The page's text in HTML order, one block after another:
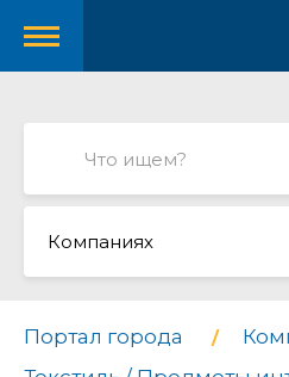
Компаниях
Портал города